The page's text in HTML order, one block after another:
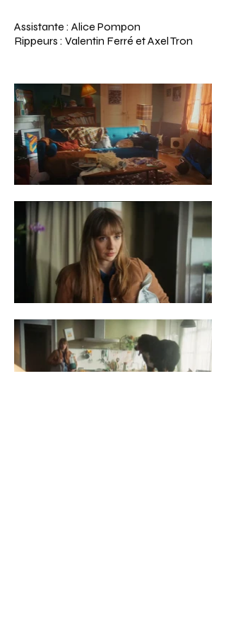
Assistante : Alice Pompon
Rippeurs : Valentin Ferré et Axel Tron